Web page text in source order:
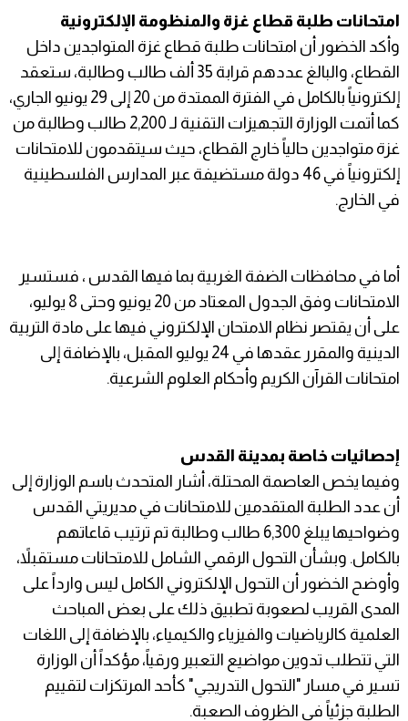
امتحانات طلبة قطاع غزة والمنظومة الإلكترونية
وأكد الخضور أن امتحانات طلبة قطاع غزة المتواجدين داخل
القطاع، والبالغ عددهم قرابة 35 ألف طالب وطالبة، ستعقد
إلكترونياً بالكامل في الفترة الممتدة من 20 إلى 29 يونيو الجاري،
كما أتمت الوزارة التجهيزات التقنية لـ 2,200 طالب وطالبة من
غزة متواجدين حالياً خارج القطاع، حيث سيتقدمون للامتحانات
إلكترونياً في 46 دولة مستضيفة عبر المدارس الفلسطينية
في الخارج.
أما في محافظات الضفة الغربية بما فيها القدس ، فستسير
الامتحانات وفق الجدول المعتاد من 20 يونيو وحتى 8 يوليو،
على أن يقتصر نظام الامتحان الإلكتروني فيها على مادة التربية
الدينية والمقرر عقدها في 24 يوليو المقبل، بالإضافة إلى
امتحانات القرآن الكريم وأحكام العلوم الشرعية.
إحصائيات خاصة بمدينة القدس
وفيما يخص العاصمة المحتلة، أشار المتحدث باسم الوزارة إلى
أن عدد الطلبة المتقدمين للامتحانات في مديريتي القدس
وضواحيها يبلغ 6,300 طالب وطالبة تم ترتيب قاعاتهم
بالكامل. وبشأن التحول الرقمي الشامل للامتحانات مستقبلاً،
وأوضح الخضور أن التحول الإلكتروني الكامل ليس وارداً على
المدى القريب لصعوبة تطبيق ذلك على بعض المباحث
العلمية كالرياضيات والفيزياء والكيمياء، بالإضافة إلى اللغات
التي تتطلب تدوين مواضيع التعبير ورقياً، مؤكداً أن الوزارة
تسير في مسار "التحول التدريجي" كأحد المرتكزات لتقييم
الطلبة جزئياً في الظروف الصعبة.